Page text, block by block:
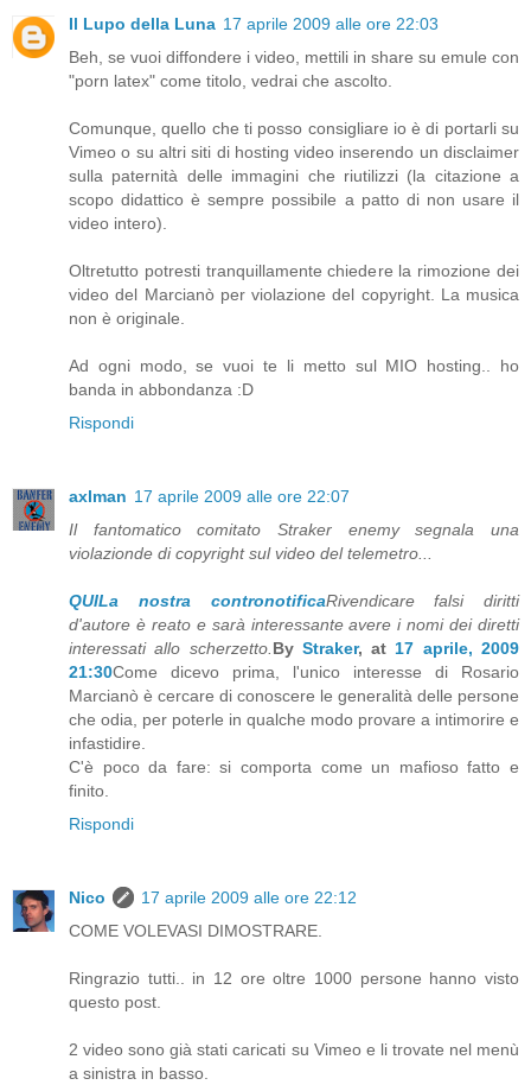
Il Lupo della Luna 17 aprile 2009 alle ore 22:03
Beh, se vuoi diffondere i video, mettili in share su emule con
"porn latex" come titolo, vedrai che ascolto.
Comunque, quello che ti posso consigliare io è di portarli su
Vimeo o su altri siti di hosting video inserendo un disclaimer
sulla paternità delle immagini che riutilizzi (la citazione a
scopo didattico è sempre possibile a patto di non usare il
video intero).
Oltretutto potresti tranquillamente chiedere la rimozione dei
video del Marcianò per violazione del copyright. La musica
non è originale.
Ad ogni modo, se vuoi te li metto sul MIO hosting.. ho
banda in abbondanza :D
Rispondi
axlman 17 aprile 2009 alle ore 22:07
Il fantomatico comitato Straker enemy segnala una
violazionde di copyright sul video del telemetro...
QUILa nostra contronotificaRivendicare falsi diritti
d'autore è reato e sarà interessante avere i nomi dei diretti
interessati allo scherzetto.By Straker, at17 aprile, 2009
21:30Come dicevo prima, l'unico interesse di Rosario
Marcianò è cercare di conoscere le generalità delle persone
che odia, per poterle in qualche modo provare a intimorire e
infastidire.
C'è poco da fare: si comporta come un mafioso fatto e
finito.
Rispondi
Nico
17 aprile 2009 alle ore 22:12
COME VOLEVASI DIMOSTRARE.
Ringrazio tutti.. in 12 ore oltre 1000 persone hanno visto
questo post.
2 video sono già stati caricati su Vimeo e li trovate nel menù
a sinistra in basso.